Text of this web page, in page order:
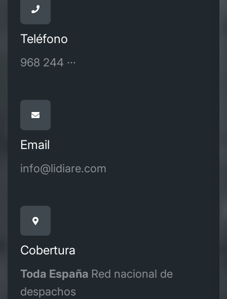
Teléfono
968 244 ···
Email
info@lidiare.com
Cobertura
Toda España Red nacional de
despachos